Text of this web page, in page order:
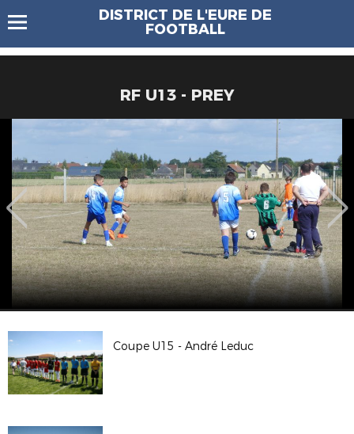
DISTRICT DE L'EURE DE
FOOTBALL
RF U13 - PREY
Coupe U15 - André Leduc